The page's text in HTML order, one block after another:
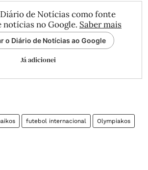
de Notícias como fonte
notícias no Google. Saber mais
o Diário de Notícias ao Google
Já adicionei
futebol internacional Olympiakos